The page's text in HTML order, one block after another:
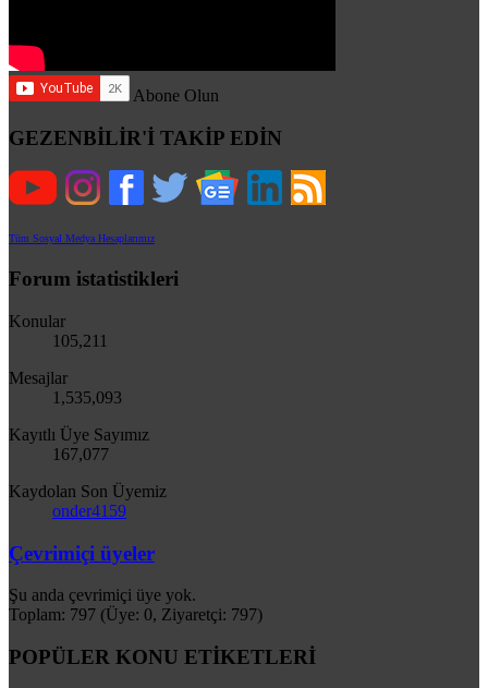
Abone Olun
GEZENBİLİR'İ TAKİP EDİN
Tüm Sosyal Medya Hesaplarımız
Forum istatistikleri
Konular
105,211
Mesajlar
1,535,093
Kayıtlı Üye Sayımız
167,077
Kaydolan Son Üyemiz
onder4159
Çevrimiçi üyeler
Şu anda çevrimiçi üye yok.
Toplam: 797 (Üye: 0, Ziyaretçi: 797)
POPÜLER KONU ETİKETLERİ